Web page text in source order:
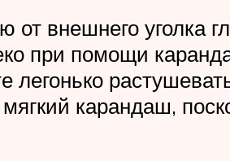
от внешнего уголка
при помощи
карандаш,